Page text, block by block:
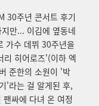
30주년 콘서트 후기
만... 이김에 옆동네
가수 데뷔 30주년을
리 히어로즈'(이하 엑
준한의 소원이 '박
'라는 걸 알게된 후,
싸에 다녀 온 여정